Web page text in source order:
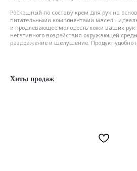
Роскошный по составу крем для рук на
питательными компонентами масел -
и продлевающее молодость кожи ваших
негативного воздействия окружающей
раздражение и шелушение. Продукт удобно
Хиты продаж